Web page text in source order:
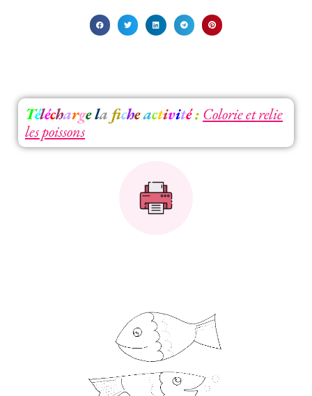
Téléchargela fcheactivité: Colorie et relie
les poissons